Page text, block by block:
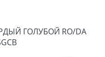
ГОЛУБОЙ RO/DA